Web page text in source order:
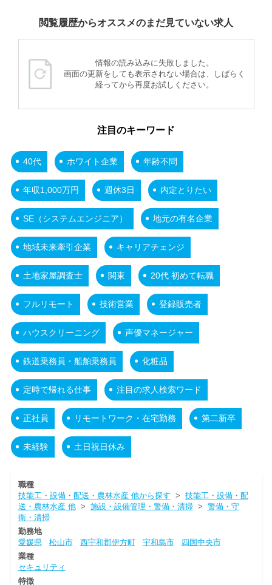
閲覧履歴からオススメのまだ見ていない求人
情報の読み込みに失敗しました。
画面の更新をしても表示されない場合は、しばらく
経ってから再度お試しください。
注目のキーワード
40代 ホワイト企業 年齢不問
年収1,000万円 週休3日 内定とりたい
SE（システムエンジニア） 地元の有名企業
地域未来牽引企業 キャリアチェンジ
土地家屋調査士 関東 20代 初めて転職
フルリモート 技術営業 登録販売者
ハウスクリーニング 声優マネージャー
鉄道乗務員・船舶乗務員 化粧品
定時で帰れる仕事 注目の求人検索ワード
正社員 リモートワーク・在宅勤務 第二新卒
未経験 土日祝日休み
職種
技能工・設備・配送・農林水産 他から探す > 技能工・設備・配
送・農林水産 他> 施設・設備管理・警備・清掃> 警備・守
衛・清掃
勤務地
愛媛県
松山市 西宇和郡伊方町 宇和島市
四国中央市
業種
セキュリティ
特徴